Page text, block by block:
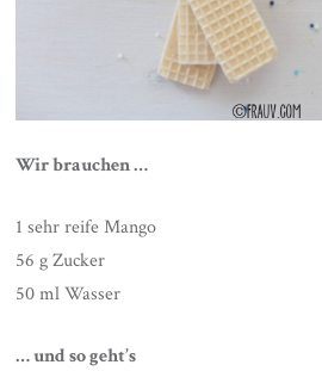
Wir brauchen …
1 sehr reife Mango
56 g Zucker
50 ml Wasser
… und so geht’s